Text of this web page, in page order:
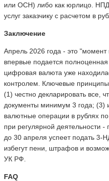
или ОСН) либо как юрлицо. НПД
услуг заказчику с расчетом в
Заключение
Апрель 2026 года - это "момент
впервые подается полноценная
цифровая валюта уже
контролем. Ключевые
(1) честно декларировать все,
документы минимум 3 года; (3)
валютные операции в рублях
при регулярной деятельности
до 30 апреля успеет подать 3-
избегут пени, штрафов и
УК РФ.
FAQ